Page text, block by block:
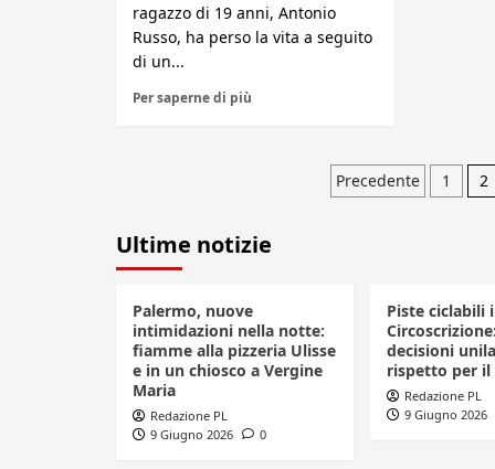
ragazzo di 19 anni, Antonio
Russo, ha perso la vita a seguito
di un...
Per saperne di più
Precedente 1 2
Ultime notizie
Palermo, nuove
intimidazioni nella notte:
fiamme alla pizzeria Ulisse
e in un chiosco a Vergine
Maria
Redazione PL
9 Giugno 2026
0
Piste ciclabili
decisioni
rispetto per
Redazione PL
9 Giugno 2026